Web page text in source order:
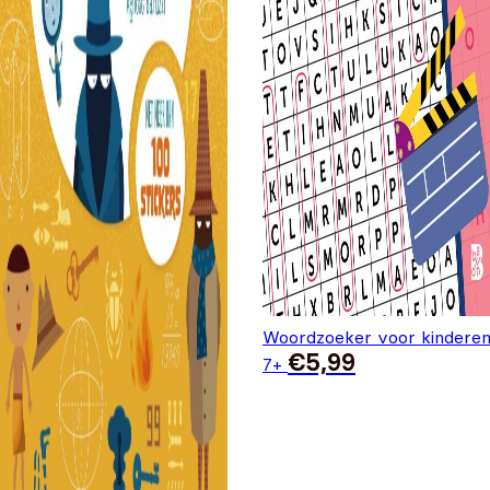
Woordzoeker voor kinderen
7+ €5,99